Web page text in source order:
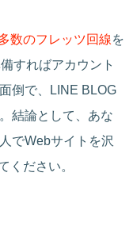
数のフレッツ回線を
すればアカウント
倒で、LINE BLOG
結論として、あな
でWebサイトを沢
ください。